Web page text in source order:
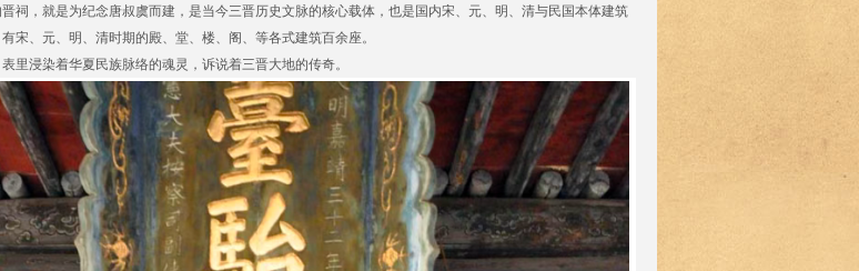
祠，就是为纪念唐叔虞而建，是当今三晋历史文脉的核心载体，也是国内宋、元、明、清与民国本体建筑
宋、元、明、清时期的殿、堂、楼、阁、等各式建筑百余座。
里浸染着华夏民族脉络的魂灵，诉说着三晋大地的传奇。